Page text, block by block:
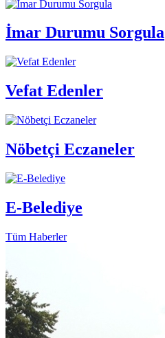
İmar Durumu Sorgula
Vefat Edenler
Nöbetçi Eczaneler
E-Belediye
Tüm Haberler